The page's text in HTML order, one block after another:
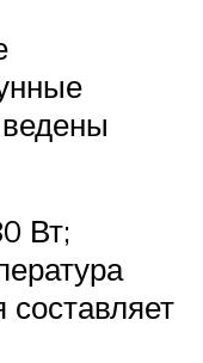
Вт;
составляет